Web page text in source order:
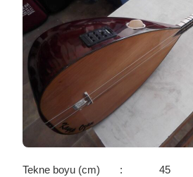
Tekne boyu (cm) : 45